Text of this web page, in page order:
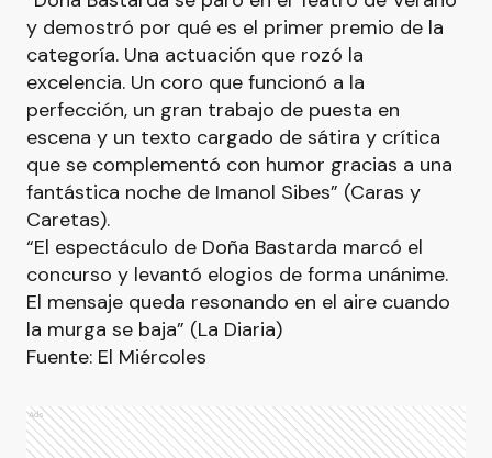
y demostró por qué es el primer premio de la
categoría. Una actuación que rozó la
excelencia. Un coro que funcionó a la
perfección, un gran trabajo de puesta en
escena y un texto cargado de sátira y crítica
que se complementó con humor gracias a una
fantástica noche de Imanol Sibes” (Caras y
Caretas).
“El espectáculo de Doña Bastarda marcó el
concurso y levantó elogios de forma unánime.
El mensaje queda resonando en el aire cuando
la murga se baja” (La Diaria)
Fuente: El Miércoles
Ads